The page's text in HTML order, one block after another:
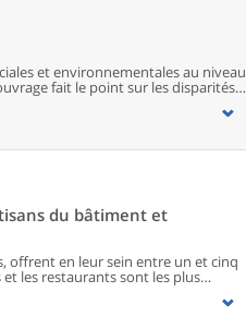
et environnementales au niveau
fait le point sur les disparités
ainsi que sur les conditions
du bâtiment et
offrent en leur sein entre un et cinq
les restaurants sont les plus
agricole. Les commerces
de façon significative que dans